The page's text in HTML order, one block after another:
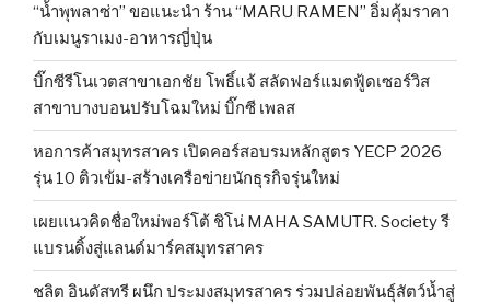
“น้ำพุพลาซ่า” ขอแนะนำ ร้าน “MARU RAMEN” อิ่มคุ้มราคา
กับเมนูราเมง-อาหารญี่ปุ่น
บิ๊กซีรีโนเวตสาขาเอกชัย โพธิ์แจ้ สลัดฟอร์แมตฟู้ดเซอร์วิส
สาขาบางบอนปรับโฉมใหม่ บิ๊กซี เพลส
หอการค้าสมุทรสาคร เปิดคอร์สอบรมหลักสูตร YECP 2026
รุ่น 10 ติวเข้ม-สร้างเครือข่ายนักธุรกิจรุ่นใหม่
เผยแนวคิดชื่อใหม่พอร์โต้ ชิโน่ MAHA SAMUTR. Society รี
แบรนดิ้งสู่แลนด์มาร์คสมุทรสาคร
ชลิต อินดัสทรี ผนึก ประมงสมุทรสาคร ร่วมปล่อยพันธุ์สัตว์น้ำสู่